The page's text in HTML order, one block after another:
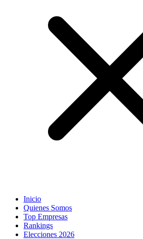
Inicio
Quienes Somos
Top Empresas
Rankings
Elecciones 2026